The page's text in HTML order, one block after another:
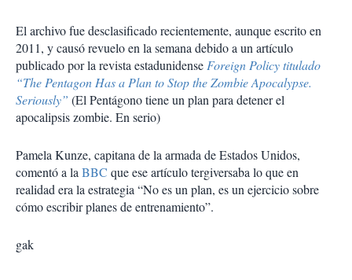
El archivo fue desclasificado recientemente, aunque escrito en
2011, y causó revuelo en la semana debido a un artículo
publicado por la revista estadunidenseForeign Policy titulado
“The Pentagon Has a Plan to Stop the Zombie Apocalypse.
Seriously” (El Pentágono tiene un plan para detener el
apocalipsis zombie. En serio)
Pamela Kunze, capitana de la armada de Estados Unidos,
comentó a laBBC que ese artículo tergiversaba lo que en
realidad era la estrategia “No es un plan, es un ejercicio sobre
cómo escribir planes de entrenamiento”.
gak